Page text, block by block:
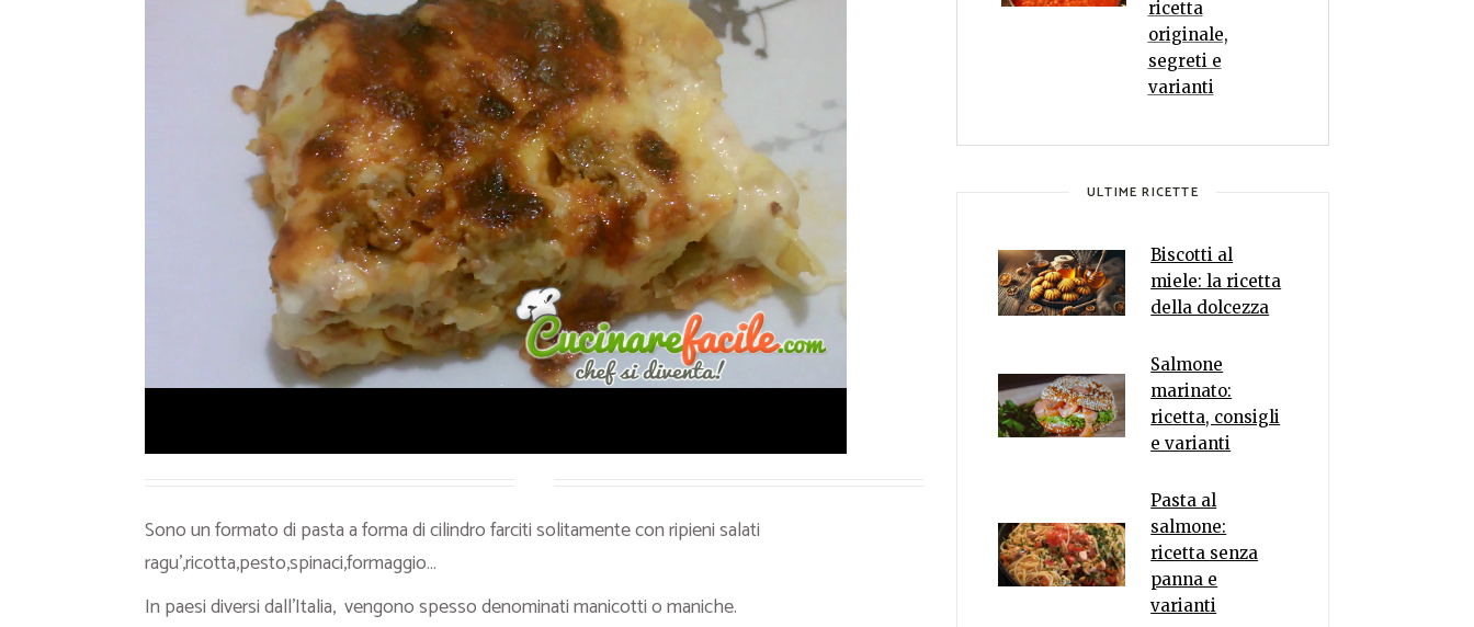
Ricette Piatti unici
Ricette Pesce
Video Ricette
Ricette per Ingrediente
Sono un formato di pasta a forma di cilindro farciti solitamente con ripieni salati
ragu’,ricotta,pesto,spinaci,formaggio…
In paesi diversi dall’Italia, vengono spesso denominati manicotti o maniche.
ricetta
originale,
segreti e
varianti
ULTIME RICETTE
Biscotti al
miele: la ricetta
della dolcezza
Salmone
marinato:
ricetta, consigli
e varianti
Pasta al
salmone:
ricetta senza
panna e
varianti